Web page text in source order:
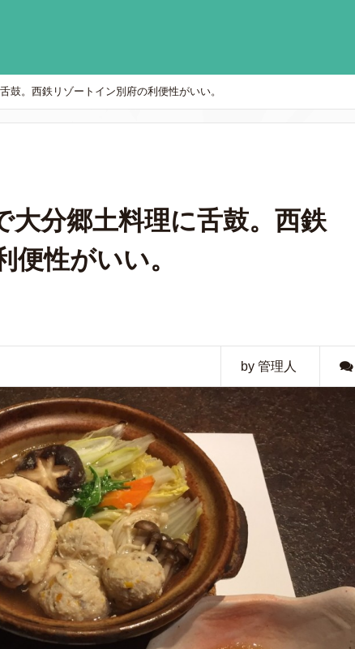
鼓。西鉄リゾートイン別府の利便性がいい。
大分郷土料理に舌鼓。西鉄
便性がいい。
by 管理人